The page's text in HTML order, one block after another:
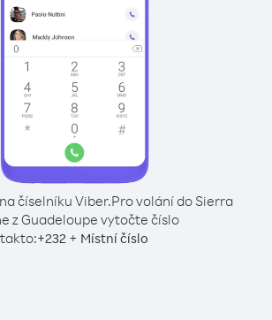
číselníku Viber.Pro volání do Sierra
z Guadeloupe vytočte číslo
takto:+232 + Místní číslo